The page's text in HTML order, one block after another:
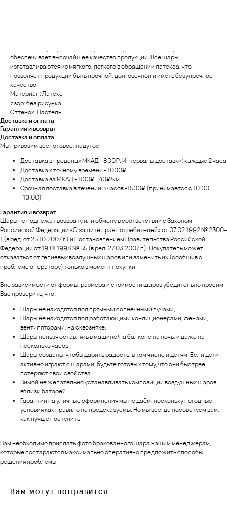
обеспечивает высочайшее качество продукции. Все шары
изготавливаются из мягкого, легкого в обращении латекса, что
позволяет продукции быть прочной, долговечной и иметь безупречное
качество.
Материал: Латекс
Узор: без рисунка
Оттенок: Пастель
Доставка и оплата
Гарантия и возврат
Доставка и оплата
Мы привозим все готовое, надутое.
Доставка в пределах МКАД - 800₽. Интервалы доставки: каждые 2 часа
Доставка к точному времени - 1000₽
Доставка за МКАД - 800₽+ 40₽/км
Срочная доставка в течении 3 часов -1500₽ (принимается с 10:00
-19:00)
Гарантия и возврат
Шары не подлежат возврату или обмену в соответствии с Законом
Российской Федерации «О защите прав потребителей» от 07.02.1992 № 2300–
1 (в ред. от 25.10.2007 г.) и Постановлением Правительства Российской
Федерации от 19.01.1998 № 55 (в ред. 27.03.2007 г.). Покупатель может
отказаться от гелиевых воздушных шаров или заменить их (сообщив о
проблеме оператору) только в момент покупки.
Вне зависимости от формы, размера и стоимости шаров убедительно просим
Вас проверить, что:
Шары не находятся под прямыми солнечными лучами,
Шары не находятся под работающими кондиционерами, фенами,
вентиляторами, на сквозняке,
Шары нельзя оставлять в машине/на балконе на ночь, и даже на
несколько часов
Шары созданы, чтобы дарить радость, в том числе и детям. Если дети
активно играют с шарами, будьте готовы к тому, что они быстрее
потеряют свои свойства.
Зимой не желательно устанавливать композиции воздушных шаров
вблизи батарей.
Гарантии на уличные оформления мы не даём, поскольку погодные
условия как правило не предсказуемы. Но мы всегда посоветуем вам,
как лучше поступить.
Вам необходимо прислать фото бракованного шара нашим менеджерам,
которые постараются максимально оперативно предложить способы
решения проблемы.
Вам могут понравится